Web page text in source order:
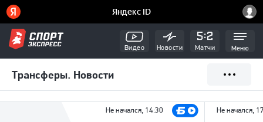
Видео Новости Матчи Меню
Трансферы. Новости
Не начался, 14:30 Не начался,